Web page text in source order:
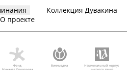
Коллекция Дувакина
О проекте
Фонд
Викимедиа
Национальный корпус